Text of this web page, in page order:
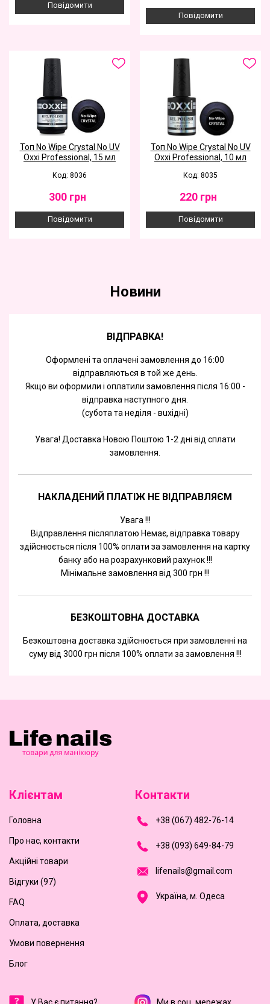
Повідомити
Повідомити
Топ No Wipe Crystal No UV
Oxxi Professional, 15 мл
Код: 8036
300 грн
Повідомити
Топ No Wipe Crystal No UV
Oxxi Professional, 10 мл
Код: 8035
220 грн
Повідомити
Новини
ВІДПРАВКА!
Оформлені та оплачені замовлення до 16:00
відправляються в той же день.
Якщо ви оформили і оплатили замовлення після 16:00 -
відправка наступного дня.
(субота та недiля - вuхiднi)
Увага! Доставка Новою Поштою 1-2 дні від сплати
замовлення.
НАКЛАДЕНИЙ ПЛАТІЖ НЕ ВІДПРАВЛЯЄМ
Увага !!!
Відправлення післяплатою Немає, відправка товару
здійснюється після 100% оплати за замовлення на картку
банку або на розрахунковий рахунок !!!
Мінімальне замовлення від 300 грн !!!
БЕЗКОШТОВНА ДОСТАВКА
Безкоштовна доставка здійснюється при замовленні на
суму від 3000 грн після 100% оплати за замовлення !!!
Клієнтам
Головна
Про нас, контакти
Акційні товари
Відгуки (97)
FAQ
Оплата, доставка
Умови повернення
Блог
Контакти
+38 (067) 482-76-14
+38 (093) 649-84-79
ifenai s@gmai com
Україна, м. Одеса